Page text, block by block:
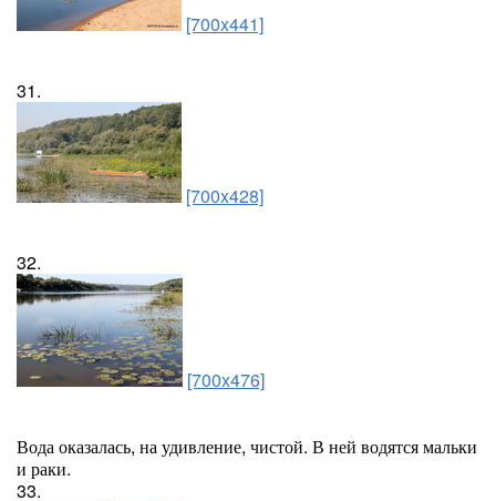
[700x441]
31.
[700x428]
32.
[700x476]
Вода оказалась, на удивление, чистой. В ней водятся мальки
и раки.
33.